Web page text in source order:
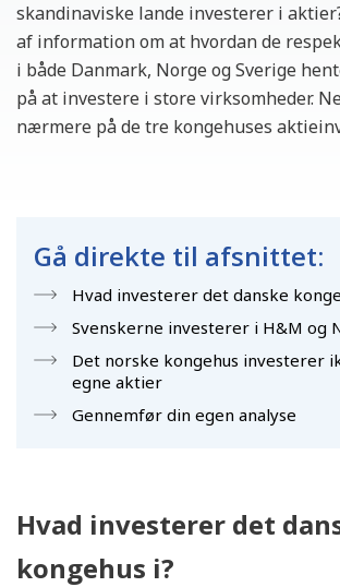
skandinaviske lande investerer i
af information om at hvordan de
i både Danmark, Norge og Sverige
på at investere i store virksomheder.
nærmere på de tre kongehuses
Gå direkte til afsnittet:
Hvad investerer det danske
Svenskerne investerer i H&M og
Det norske kongehus investerer
egne aktier
Gennemfør din egen analyse
Hvad investerer det
kongehus i?